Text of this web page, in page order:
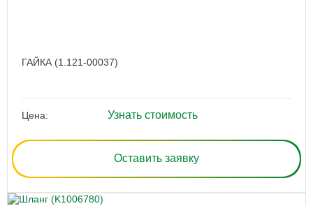
ГАЙКА (1.121-00037)
Цена: Узнать стоимость
Оставить заявку